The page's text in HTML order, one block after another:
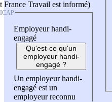
France Travail est informé)
Employeur handi-
engagé
Qu'est-ce qu'un
employeur handi-
engagé ?
Un employeur handi-
engagé est un
employeur reconnu